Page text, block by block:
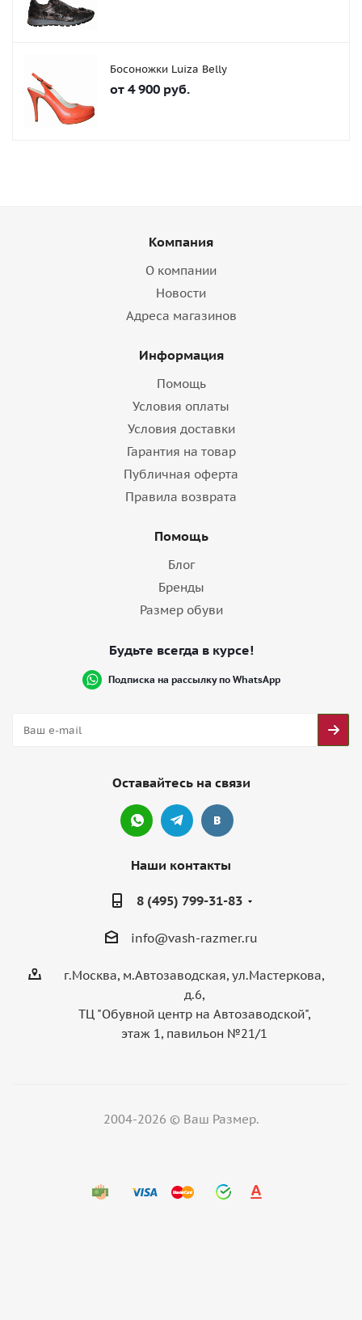
Босоножки Luiza Belly
от 4 900 руб.
Компания
О компании
Новости
Адреса магазинов
Информация
Помощь
Условия оплаты
Условия доставки
Гарантия на товар
Публичная оферта
Правила возврата
Помощь
Блог
Бренды
Размер обуви
Будьте всегда в курсе!
Подписка на рассылку по WhatsApp
Оставайтесь на связи
Наши контакты
8 (495) 799-31-83
info@vash-razmer.ru
г.Москва, м.Автозаводская, ул.Мастеркова,
д.6,
ТЦ "Обувной центр на Автозаводской",
этаж 1, павильон №21/1
2004-2026 © Ваш Размер.